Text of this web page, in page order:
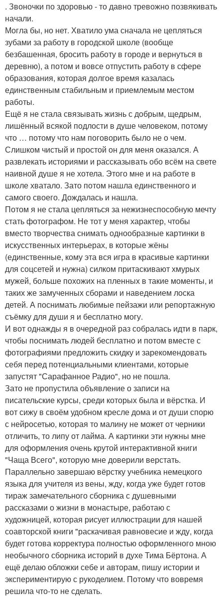
. Звоночки по здоровью - то давно тревожно позвякивать
начали.
Могла бы, но нет. Хватило ума сначала не цепляться
зубами за работу в городской школе (вообще
безбашенная, бросить работу в городе и вернуться в
деревню), а потом и вовсе отпустить работу в сфере
образования, которая долгое время казалась
единственным стабильным и приемлемым местом
работы.
Ещё я не стала связывать жизнь с добрым, щедрым,
лишённый всякой подлости в душе человеком, потому
что … потому что нам поговорить было не о чем.
Слишком чистый и простой он для меня оказался. А
развлекать историями и рассказывать обо всём на свете
наивной душе я не хотела. Этого мне и на работе в
школе хватало. Зато потом нашла единственного и
самого своего. Дождалась и нашла.
Потом я не стала цепляться за нежизнеспособную мечту
стать фотографом. Не тот у меня характер, чтобы
вместо творчества снимать однообразные картинки в
искусственных интерьерах, в которые жёны
(единственные, кому эта вся игра в красивые картинки
для соцсетей и нужна) силком притаскивают хмурых
мужей, больше похожих на пленных в такие моменты, и
таких же замученных сборами и наведением лоска
детей. А поснимать любимые пейзажи или репортажную
съёмку для души я и бесплатно могу.
И вот однажды я в очередной раз собралась идти в парк,
чтобы поснимать людей бесплатно и потом вместе с
фотографиями предложить скидку и зарекомендовать
себя перед потенциальными клиентами, которые
запустят "Сарафанное Радио", но не пошла.
Зато не пропустила объявление о записи на
писательские курсы, среди которых была и вёрстка. И
вот сижу в своём удобном кресле дома и от души спорю
с нейросетью, которая то малину не может от черники
отличить, то липу от лайма. А картинки эти нужны мне
для оформления очень крутой интерактивной книги
"Чаща Всего", которую мне доверили верстать.
Параллельно завершаю вёрстку учебника немецкого
языка для учителя из вены, жду, когда уже будет готов
тираж замечательного сборника с душевными
рассказами о жизни в монастыре, работаю с
художницей, которая рисует иллюстрации для нашей
соавторской книги "раскачивая равновесие и жду, когда
будет готова корректура полностью оформленного мною
необычного сборника историй в духе Тима Бёртона. А
ещё делаю обложки себе и авторам, пишу истории и
экспериментирую с рукоделием. Потому что вовремя
решила что-то не сделать.